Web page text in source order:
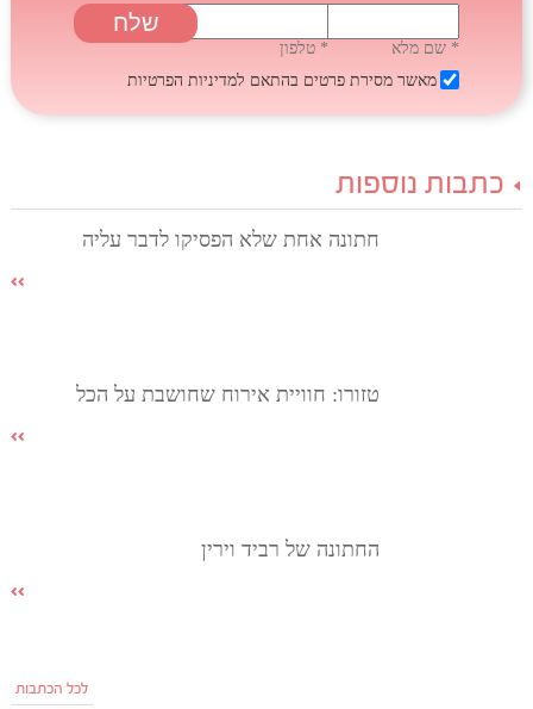
* שם מלא
* טלפון
מאשר מסירת פרטים בהתאם למדיניות הפרטיות
כתבות נוספות
חתונה אחת שלא הפסיקו לדבר עליה
טזורו: חוויית אירוח שחושבת על הכל
החתונה של רביד וירין
לכל הכתבות